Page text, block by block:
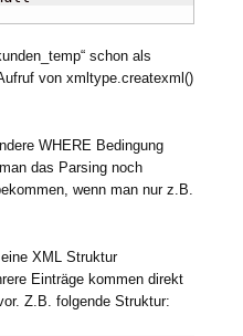
schon als
von xmltype.createxml()
WHERE Bedingung
das Parsing noch
wenn man nur z.B.
XML Struktur
Einträge kommen direkt
Z.B. folgende Struktur: